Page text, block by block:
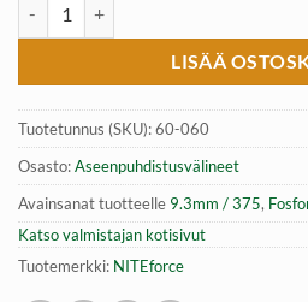
LISÄÄ
Tuotetunnus (SKU):60-060
Osasto:Aseenpuhdistusvälineet
Avainsanat tuotteelle 9.3mm / 375,
Katso valmistajan kotisivut
Tuotemerkki: NITEforce